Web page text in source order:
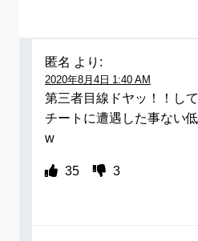
匿名 より:
2020年8月4日 1:40 AM
第三者目線ドヤッ！！して
チートに遭遇した事ない
w
35 3